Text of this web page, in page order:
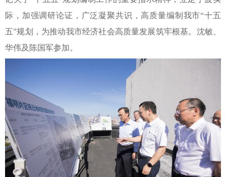
际，加强调研论证，广泛凝聚共识，高质量编制我市“十五
五”规划，为推动我市经济社会高质量发展筑牢根基。沈敏、
华伟及陈国军参加。